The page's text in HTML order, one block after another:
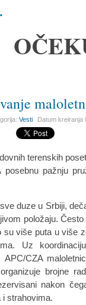
Vesti Datum kreiranja
terenskih
posebnu pažnju
duze u Srbiji,
položaju.
su više puta u više
Uz
APC/CZA
brojne
nakon
i strahovima.